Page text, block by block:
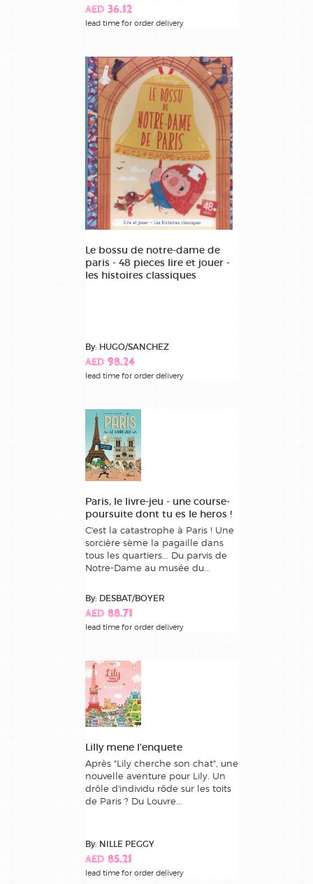
AED 36.12
lead time for order delivery
Le bossu de notre-dame de
paris - 48 pieces lire et jouer -
les histoires classiques
By: HUGO/SANCHEZ
AED 98.24
lead time for order delivery
Paris, le livre-jeu - une course-
poursuite dont tu es le heros !
C'est la catastrophe à Paris ! Une
sorcière sème la pagaille dans
tous les quartiers... Du parvis de
Notre-Dame au musée du...
By: DESBAT/BOYER
AED 88.71
lead time for order delivery
Lilly mene l'enquete
Après "Lily cherche son chat", une
nouvelle aventure pour Lily. Un
drôle d'individu rôde sur les toits
de Paris ? Du Louvre...
By: NILLE PEGGY
AED 85.21
lead time for order delivery